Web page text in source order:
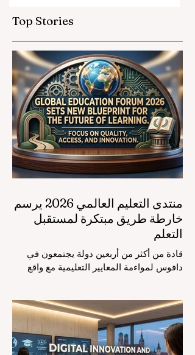
Top Stories
منتدى التعليم العالمي 2026 يرسم
خارطة طريق مبتكرة لمستقبل
التعلم
قادة من أكثر من أربعين دولة يجتمعون في
دافوس لمواءمة المعايير التعليمية مع واقع
مشهد #التعليم_العالمي تحولاً جذرياً وتاريخياً.
في الرابع من أغسطس 2026، توافد خبراء
دوليون وصناع قرار ومبتكرون في مجال
#تكنولوجيا_التعليم إلى مركز المؤتمرات في